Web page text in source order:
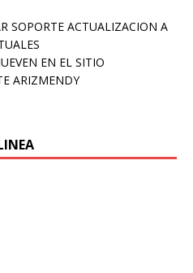
SOPORTE ACTUALIZACION A
EN EL SITIO
ARIZMENDY